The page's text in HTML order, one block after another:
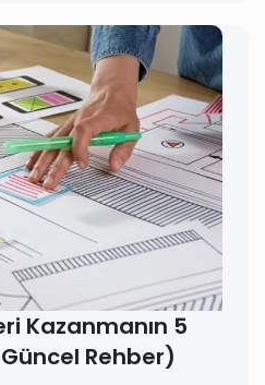
Kazanmanın 5
Rehber)